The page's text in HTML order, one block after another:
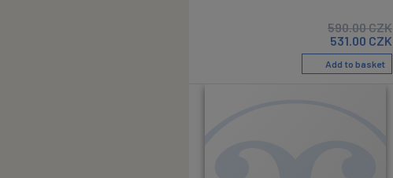
590.00CZK
531.00 CZK
Add to basket